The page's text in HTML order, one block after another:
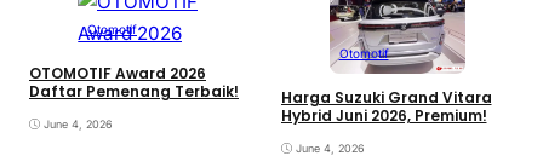
Otomotif
OTOMOTIF Award 2026
Daftar Pemenang Terbaik!
June 4, 2026
Otomotif
Harga Suzuki Grand Vitara
Hybrid Juni 2026, Premium!
June 4, 2026